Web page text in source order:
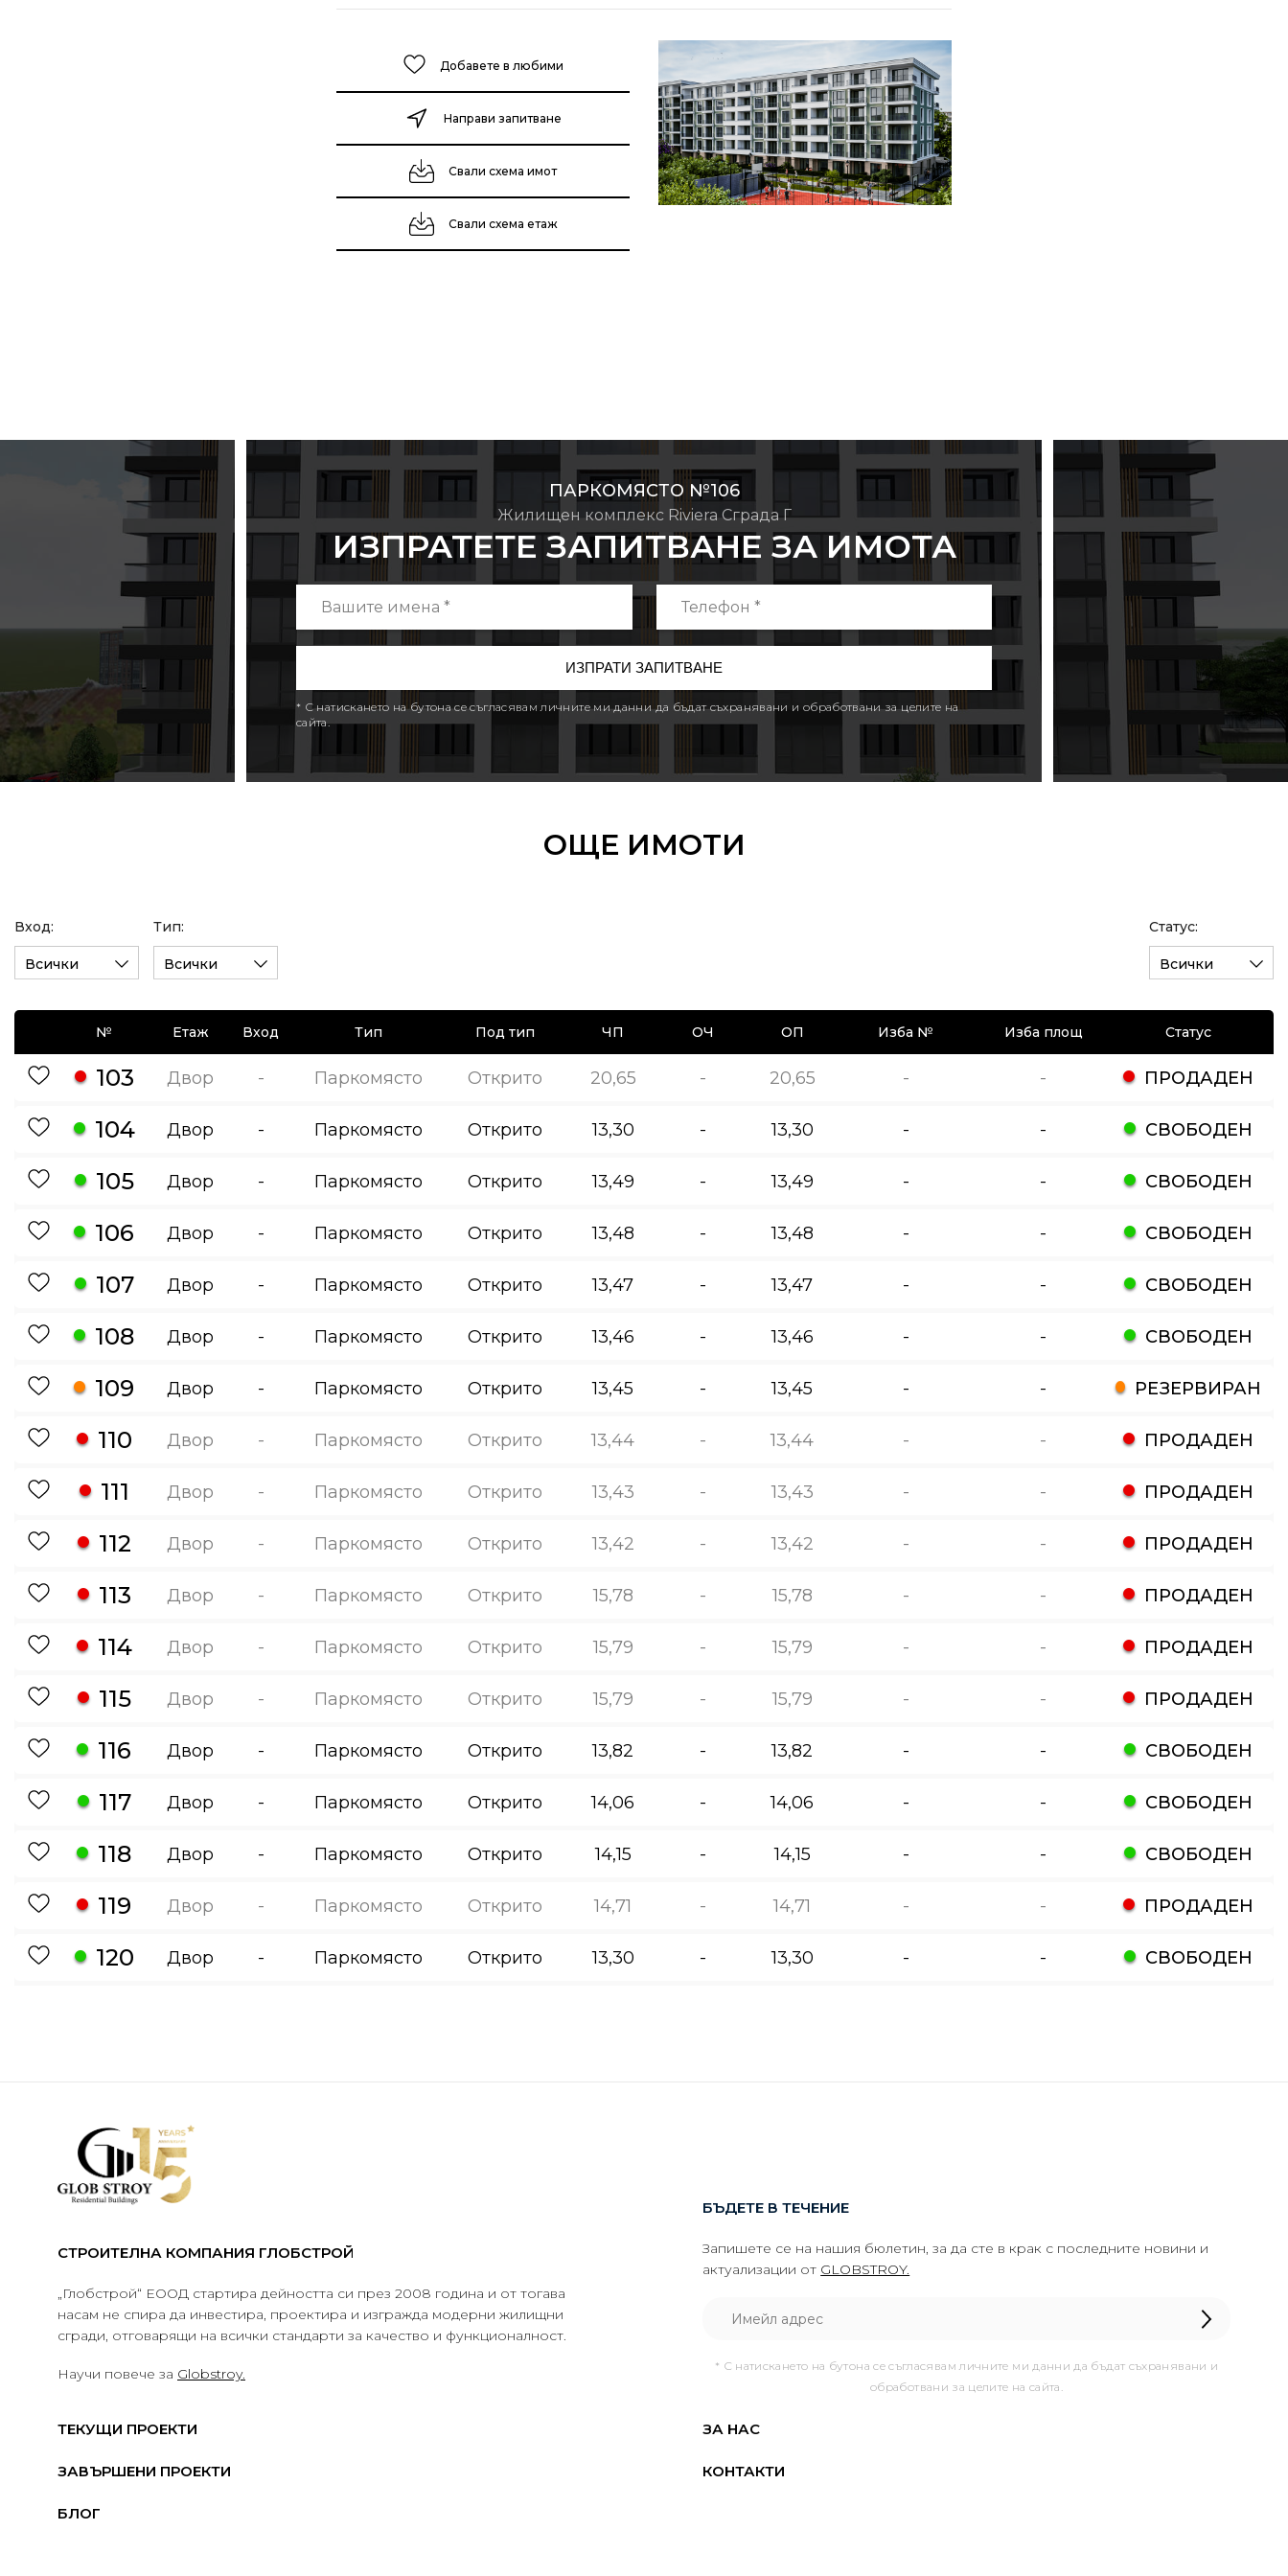
Добавете в любими
Направи запитване
Свали схема имот
Свали схема етаж
ПАРКОМЯСТО №106
Жилищен комплекс Riviera Сграда Г
ИЗПРАТЕТЕ ЗАПИТВАНЕ ЗА ИМОТА
* С натискането на бутона се съгласявам личните ми данни да бъдат съхранявани и обработвани за целите на
сайта.
ОЩЕ ИМОТИ
Вход:
Всички
Тип:
Всички
Статус:
Всички
№ Етаж Вход Тип Под тип ЧП ОЧ ОП Изба № Изба площ Статус
103 Двор - Паркомясто Открито 20,65 - 20,65 - - ПРОДАДЕН
104 Двор - Паркомясто Открито 13,30 - 13,30 - - СВОБОДЕН
105 Двор - Паркомясто Открито 13,49 - 13,49 - - СВОБОДЕН
106 Двор - Паркомясто Открито 13,48 - 13,48 - - СВОБОДЕН
107 Двор - Паркомясто Открито 13,47 - 13,47 - - СВОБОДЕН
108 Двор - Паркомясто Открито 13,46 - 13,46 - - СВОБОДЕН
109 Двор - Паркомясто Открито 13,45 - 13,45 - - РЕЗЕРВИРАН
110 Двор - Паркомясто Открито 13,44 - 13,44 - - ПРОДАДЕН
111 Двор - Паркомясто Открито 13,43 - 13,43 - - ПРОДАДЕН
112 Двор - Паркомясто Открито 13,42 - 13,42 - - ПРОДАДЕН
113 Двор - Паркомясто Открито 15,78 - 15,78 - - ПРОДАДЕН
114 Двор - Паркомясто Открито 15,79 - 15,79 - - ПРОДАДЕН
115 Двор - Паркомясто Открито 15,79 - 15,79 - - ПРОДАДЕН
116 Двор - Паркомясто Открито 13,82 - 13,82 - - СВОБОДЕН
117 Двор - Паркомясто Открито 14,06 - 14,06 - - СВОБОДЕН
118 Двор - Паркомясто Открито 14,15 - 14,15 - - СВОБОДЕН
119 Двор - Паркомясто Открито 14,71 - 14,71 - - ПРОДАДЕН
120 Двор - Паркомясто Открито 13,30 - 13,30 - - СВОБОДЕН
СТРОИТЕЛНА КОМПАНИЯ ГЛОБСТРОЙ
„Глобстрой“ ЕООД стартира дейността си през 2008 година и от тогава
насам не спира да инвестира, проектира и изгражда модерни жилищни
сгради, отговарящи на всички стандарти за качество и функционалност.
Научи повече за Globstroy.
ТЕКУЩИ ПРОЕКТИ
ЗАВЪРШЕНИ ПРОЕКТИ
БЛОГ
ЗА НАС
КОНТАКТИ
БЪДЕТЕ В ТЕЧЕНИЕ
Запишете се на нашия бюлетин, за да сте в крак с последните новини и
актуализации от GLOBSTROY.
* С натискането на бутона се съгласявам личните ми данни да бъдат съхранявани и
обработвани за целите на сайта.